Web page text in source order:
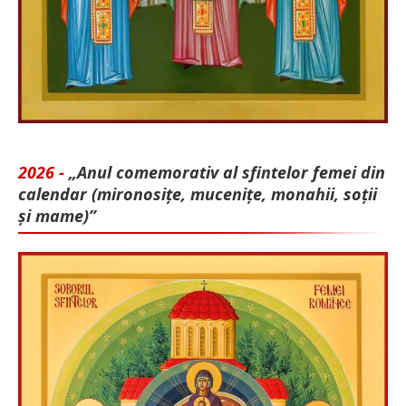
2026 - „Anul comemorativ al sfintelor femei din
calendar (mironosițe, mu­cenițe, monahii, soții
și mame)”